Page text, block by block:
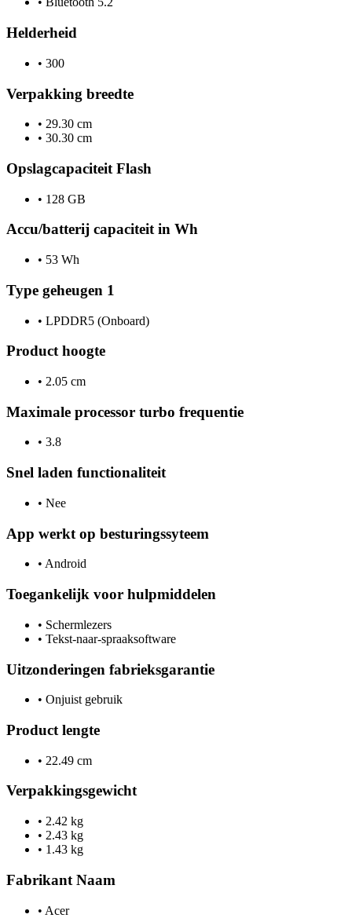
Helderheid
• 300
Verpakking breedte
• 29.30 cm
• 30.30 cm
Opslagcapaciteit Flash
• 128 GB
Accu/batterij capaciteit in Wh
• 53 Wh
Type geheugen 1
• LPDDR5 (Onboard)
Product hoogte
• 2.05 cm
Maximale processor turbo frequentie
• 3.8
Snel laden functionaliteit
• Nee
App werkt op besturingssyteem
• Android
Toegankelijk voor hulpmiddelen
• Schermlezers
• Tekst-naar-spraaksoftware
Uitzonderingen fabrieksgarantie
• Onjuist gebruik
Product lengte
• 22.49 cm
Verpakkingsgewicht
• 2.42 kg
• 2.43 kg
• 1.43 kg
Fabrikant Naam
• Acer